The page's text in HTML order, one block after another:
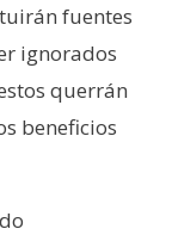
fuentes
ignorados
querrán
beneficios